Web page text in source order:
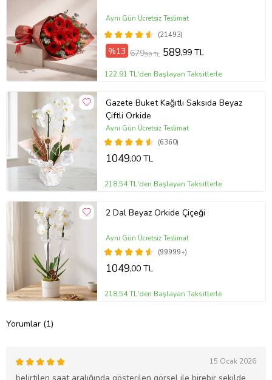
(21493)
Aynı Gün Ücretsiz Teslimat
%13 679,99 TL 589,99 TL
122,91 TL'den Başlayan Taksitlerle
Gazete Buket Kağıtlı Saksıda Beyaz
Çiftli Orkide
(6360)
Aynı Gün Ücretsiz Teslimat
1049,00 TL
218,54 TL'den Başlayan Taksitlerle
2 Dal Beyaz Orkide Çiçeği
(99999+)
Aynı Gün Ücretsiz Teslimat
1049,00 TL
218,54 TL'den Başlayan Taksitlerle
Yorumlar (1)
15 Ocak 2026